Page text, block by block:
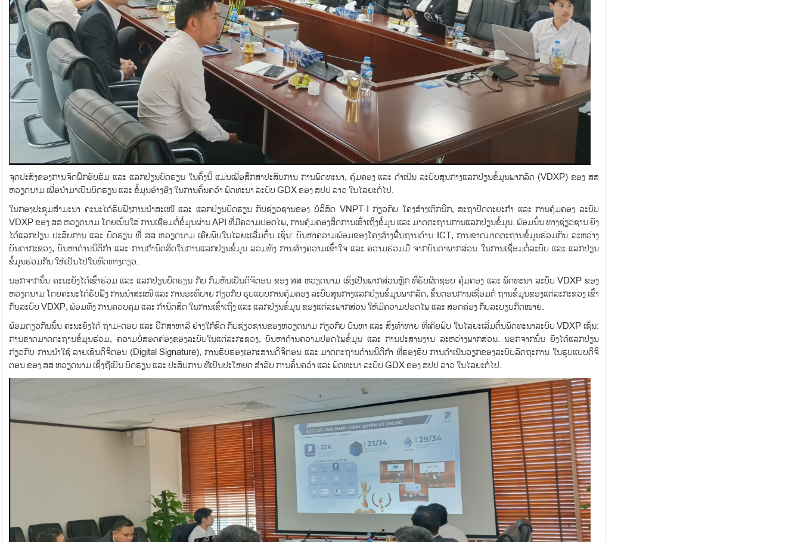
ຈຸດປະສົງຂອງການຈັດຝຶກອົບຮົມ ແລະ ແລກປ່ຽນບົດຮຽນ ໃນຄັ້ງນີ້ ແມ່ນເພື່ອສຶກສາປະສົບການ ການພັດທະນາ, ຄຸ້ມຄອງ ແລະ ດໍາເນີນ ລະບົບສູນກາງແລກປ່ຽນຂໍ້ມູນພາກລັດ (VDXP) ຂອງ ສສ
ຫວຽດນາມ ເພື່ອນໍາມາເປັນບົດຮຽນ ແລະ ຂໍ້ມູນອ້າງອີງ ໃນການຄົ້ນຄວ້າ ພັດທະນາ ລະບົບ GDX ຂອງ ສປປ ລາວ ໃນໄລຍະຕໍ່ໄປ.
ໃນກອງປະຊຸມສຳມະນາ ຄະນະໄດ້ຮັບຟັງການນຳສະເໜີ ແລະ ແລກປ່ຽນບົດຮຽນ ກັບຊ່ຽວຊານຂອງ ບໍລິສັດ VNPT-I ກ່ຽວກັບ ໂຄງສ້າງເຕັກນິກ, ສະຖາປັດຕະຍະກຳ ແລະ ການຄຸ້ມຄອງ ລະບົບ
VDXP ຂອງ ສສ ຫວຽດນາມ ໂດຍເນັ້ນໃສ່ ການເຊື່ອມຕໍ່ຂໍ້ມູນຜ່ານ API ທີ່ມີຄວາມປອດໄພ, ການຄຸ້ມຄອງສິດການເຂົ້າເຖິງຂໍ້ມູນ ແລະ ມາດຕະຖານການແລກປ່ຽນຂໍ້ມູນ. ພ້ອມນັ້ນ ທາງຊ່ຽວຊານ ຍັງ
ໄດ້ແລກປ່ຽນ ປະສົບການ ແລະ ບົດຮຽນ ທີ່ ສສ ຫວຽດນາມ ເຄີຍພົບໃນໄລຍະເລີ່ມຕົ້ນ ເຊັ່ນ: ບັນຫາຄວາມພ້ອມຂອງໂຄງສ້າງພື້ນຖານດ້ານ ICT, ການຂາດມາດຕະຖານຂໍ້ມູນຮ່ວມກັນ ລະຫວ່າງ
ບັນດາກະຊວງ, ບັນຫາດ້ານນິຕິກຳ ແລະ ການກໍານົດສິດໃນການແລກປ່ຽນຂໍ້ມູນ ລວມທັງ ການສ້າງຄວາມເຂົ້າໃຈ ແລະ ຄວາມຮ່ວມມື ຈາກບັນດາພາກສ່ວນ ໃນການເຊື່ອມຕໍ່ລະບົບ ແລະ ແລກປ່ຽນ
ຂໍ້ມູນຮ່ວມກັນ ໃຫ້ເປັນໄປໃນທິດທາງດຽວ.
ນອກຈາກນັ້ນ ຄະນະຍັງໄດ້ເຂົ້າຮ່ວມ ແລະ ແລກປ່ຽນບົດຮຽນ ກັບ ກົມຫັນເປັນດິຈິຕອນ ຂອງ ສສ ຫວຽດນາມ ເຊິ່ງເປັນພາກສ່ວນຫຼັກ ທີ່ຮັບຜິດຊອບ ຄຸ້ມຄອງ ແລະ ພັດທະນາ ລະບົບ VDXP ຂອງ
ຫວຽດນາມ ໂດຍຄະນະໄດ້ຮັບຟັງ ການນຳສະເໜີ ແລະ ການອະທິບາຍ ກ່ຽວກັບ ຮູບແບບການຄຸ້ມຄອງ ລະບົບສູນກາງແລກປ່ຽນຂໍ້ມູນພາກລັດ, ຂັ້ນຕອນການເຊື່ອມຕໍ່ ຖານຂໍ້ມູນຂອງແຕ່ລະກະຊວງ ເຂົ້າ
ກັບລະບົບ VDXP, ພ້ອມທັງ ການຄວບຄຸມ ແລະ ກຳນົດສິດ ໃນການເຂົ້າເຖິງ ແລະ ແລກປ່ຽນຂໍ້ມູນ ຂອງແຕ່ລະພາກສ່ວນ ໃຫ້ມີຄວາມປອດໄພ ແລະ ສອດຄ່ອງ ກັບລະບຽບກົດໝາຍ.
ພ້ອມດຽວກັນນັ້ນ ຄະນະຍັງໄດ້ ຖາມ-ຕອບ ແລະ ປຶກສາຫາລື ຢ່າງໃກ້ຊິດ ກັບຊ່ຽວຊານຂອງຫວຽດນາມ ກ່ຽວກັບ ບັນຫາ ແລະ ສິ່ງທ້າທາຍ ທີ່ເຄີຍພົບ ໃນໄລຍະເລີ່ມຕົ້ນພັດທະນາລະບົບ VDXP ເຊັ່ນ:
ການຂາດມາດຕະຖານຂໍ້ມູນຮ່ວມ, ຄວາມບໍ່ສອດຄ່ອງຂອງລະບົບໃນແຕ່ລະກະຊວງ, ບັນຫາດ້ານຄວາມປອດໄພຂໍ້ມູນ ແລະ ການປະສານງານ ລະຫວ່າງພາກສ່ວນ. ນອກຈາກນັ້ນ ຍັງໄດ້ແລກປ່ຽນ
ກ່ຽວກັບ ການນຳໃຊ້ ລາຍເຊັນດິຈິຕອນ (Digital Signature), ການຮັບຮອງເອກະສານດິຈິຕອນ ແລະ ມາດຕະຖານດ້ານນິຕິກຳ ທີ່ຮອງຮັບ ການດໍາເນີນວຽກຂອງລະບົບລັດຖະການ ໃນຮູບແບບດິຈິ
ຕອນ ຂອງ ສສ ຫວຽດນາມ ເຊິ່ງຖືເປັນ ບົດຮຽນ ແລະ ປະສົບການ ທີ່ເປັນປະໂຫຍດ ສຳລັບ ການຄົ້ນຄວ້າ ແລະ ພັດທະນາ ລະບົບ GDX ຂອງ ສປປ ລາວ ໃນໄລຍະຕໍ່ໄປ.